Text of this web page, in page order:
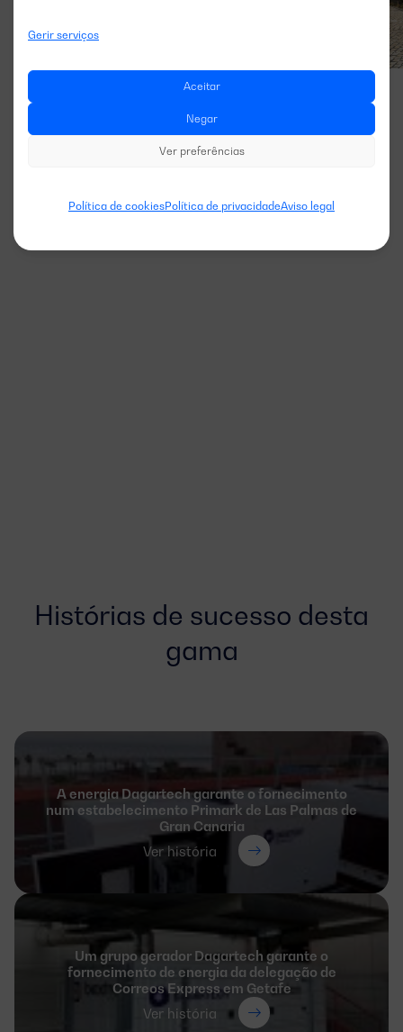
Gerir serviços
Aceitar
Negar
Ver preferências
Política de cookiesPolítica de privacidadeAviso legal
Histórias de sucesso desta
gama
A energia Dagartech garante o fornecimento
num estabelecimento Primark de Las Palmas de
Gran Canaria
Ver história
Um grupo gerador Dagartech garante o
fornecimento de energia da delegação de
Correos Express em Getafe
Ver história